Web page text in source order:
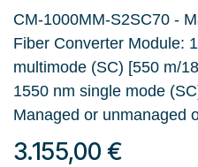
CM-1000MM-S2SC70 -
Fiber Converter Module:
multimode (SC) [550 m/
1550 nm single mode
Managed or unmanaged
3.155,00 €